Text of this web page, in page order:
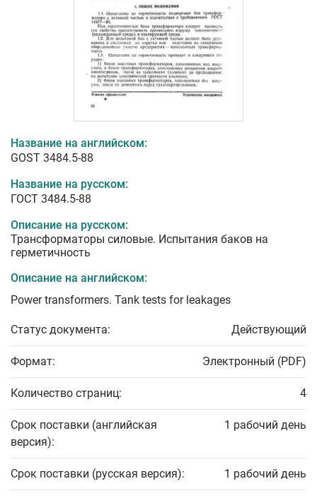
Название на английском:
GOST 3484.5-88
Название на русском:
ГОСТ 3484.5-88
Описание на русском:
Трансформаторы силовые. Испытания баков на
герметичность
Описание на английском:
Power transformers. Tank tests for leakages
Статус документа: Действующий
Формат: Электронный (PDF)
Количество страниц: 4
Срок поставки (английская
версия):
1 рабочий день
Срок поставки (русская версия): 1 рабочий день